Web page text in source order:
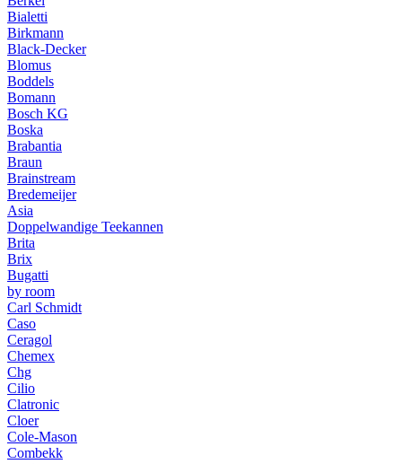
Bialetti
Birkmann
Black-Decker
Blomus
Boddels
Bomann
Bosch KG
Boska
Brabantia
Braun
Brainstream
Bredemeijer
Asia
Doppelwandige Teekannen
Brita
Brix
Bugatti
by room
Carl Schmidt
Caso
Ceragol
Chemex
Chg
Cilio
Clatronic
Cloer
Cole-Mason
Combekk